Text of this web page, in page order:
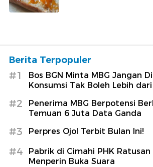
Berita Terpopuler
#1
Bos BGN Minta MBG Jangan
Konsumsi Tak Boleh Lebih
#2
Penerima MBG Berpotensi
Temuan 6 Juta Data Ganda
#3 Perpres Ojol Terbit Bulan Ini!
#4
Pabrik di Cimahi PHK
Menperin Buka Suara